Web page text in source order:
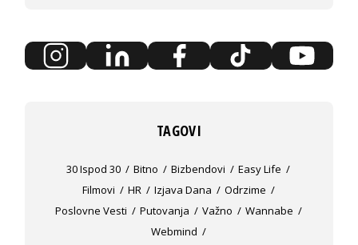
TAGOVI
30 Ispod 30 Bitno Bizbendovi
Easy Life
Filmovi
HR Izjava Dana
Odrzime
Poslovne Vesti
Putovanja Važno
Wannabe
Webmind